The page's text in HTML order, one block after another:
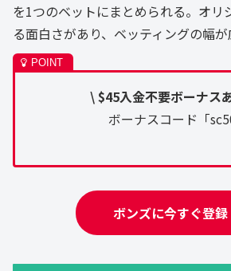
を1つのベットにまとめられる。オリ
る面白さがあり、ベッティングの幅が
\ $45入金不要ボーナス
ボーナスコード「
ボンズに今すぐ登